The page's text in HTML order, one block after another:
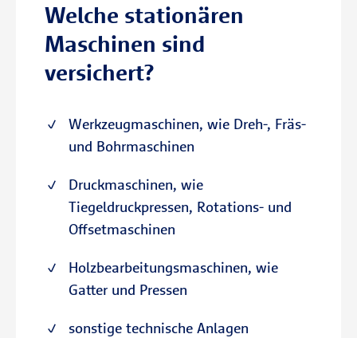
Welche stationären
Maschinen sind
versichert?
Werkzeugmaschinen, wie Dreh-, Fräs-
und Bohrmaschinen
Druckmaschinen, wie
Tiegeldruckpressen, Rotations- und
Offsetmaschinen
Holzbearbeitungsmaschinen, wie
Gatter und Pressen
sonstige technische Anlagen